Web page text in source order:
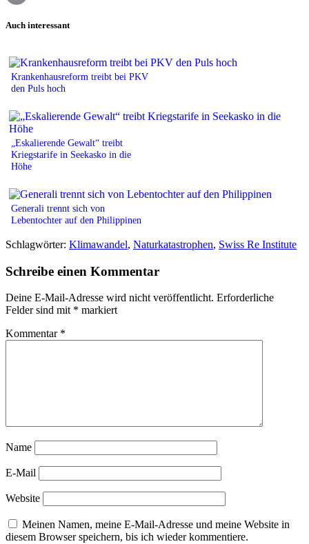
Auch interessant
Krankenhausreform treibt bei PKV
den Puls hoch
„Eskalierende Gewalt“ treibt
Kriegstarife in Seekasko in die
Höhe
Generali trennt sich von
Lebentochter auf den Philippinen
Schlagwörter: Klimawandel, Naturkatastrophen, Swiss Re Institute
Schreibe einen Kommentar
Deine E-Mail-Adresse wird nicht veröffentlicht. Erforderliche
Felder sind mit * markiert
Kommentar *
Name
E-Mail
Website
Meinen Namen, meine E-Mail-Adresse und meine Website in
diesem Browser speichern, bis ich wieder kommentiere.